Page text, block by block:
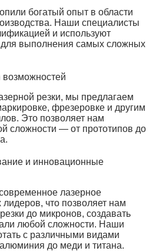
богатый опыт в области
Наши специалисты
и используют
для выполнения самых сложных
возможностей
резки, мы предлагаем
фрезеровке и другим
Это позволяет нам
сложности — от прототипов до
и инновационные
лазерное
что позволяет нам
до микронов, создавать
любой сложности. Наши
с различными видами
до меди и титана.